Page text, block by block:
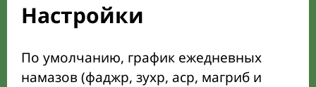
Настройки
По умолчанию, график ежедневных
намазов (фаджр, зухр, аср, магриб и